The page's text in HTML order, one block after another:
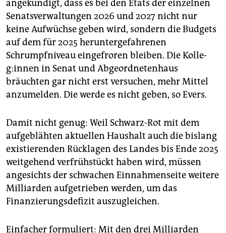
angekündigt, dass es bei den Etats der einzelnen
Senatsverwaltungen 2026 und 2027 nicht nur
keine Aufwüchse geben wird, sondern die Budgets
auf dem für 2025 heruntergefahrenen
Schrumpfniveau eingefroren bleiben. Die Kol­le­
g:in­nen in Senat und Abgeordnetenhaus
bräuchten gar nicht erst versuchen, mehr Mittel
anzumelden. Die werde es nicht geben, so Evers.
Damit nicht genug: Weil Schwarz-Rot mit dem
aufgeblähten aktuellen Haushalt auch die bislang
existierenden Rücklagen des Landes bis Ende 2025
weitgehend verfrühstückt haben wird, müssen
angesichts der schwachen Einnahmenseite weitere
Milliarden aufgetrieben werden, um das
Finanzierungsdefizit auszugleichen.
Einfacher formuliert: Mit den drei Milliarden